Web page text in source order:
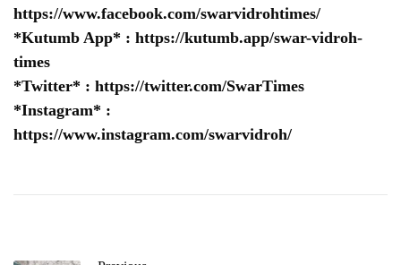
https://www.facebook.com/swarvidrohtimes/
*Kutumb App* : https://kutumb.app/swar-vidroh-
times
*Twitter* : https://twitter.com/SwarTimes
*Instagram* :
https://www.instagram.com/swarvidroh/